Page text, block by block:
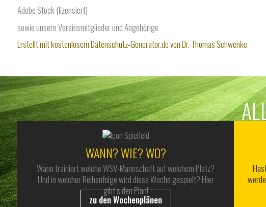
Adobe Stock (lizensiert)
sowie unsere Vereinsmitglieder und Angehörige
Erstellt mit kostenlosem Datenschutz-Generator.de von Dr. Thomas Schwenke
WANN? WIE? WO?
Wann trainiert welche WSV-Mannschaft auf welchem Platz?
Und in welcher Reihenfolge wird diese Woche gespielt? Hier
gibt’s den Plan!
zu den Wochenplänen